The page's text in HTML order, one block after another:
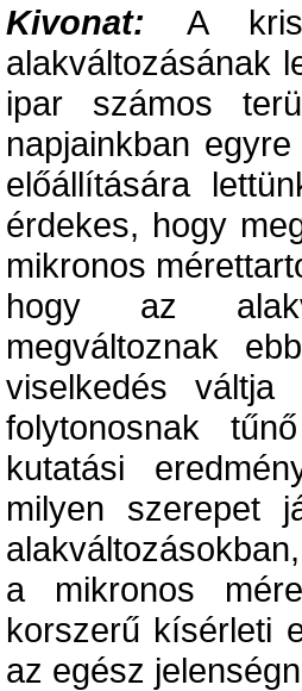
Kivonat: A
alakváltozásának
ipar számos
napjainkban
előállítására
érdekes, hogy
mikronos
hogy az
megváltoznak
viselkedés
folytonosnak
kutatási
milyen szerepet
a mikronos
korszerű kísérleti
az egész